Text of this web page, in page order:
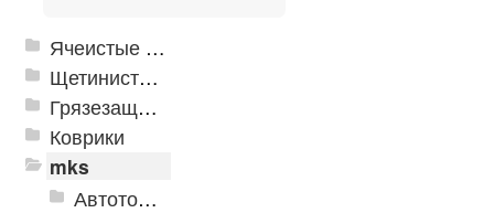
Ячеистые грязезащитные покрытия
Щетинистые покрытия
Грязезащитные, влаговпитывающие покрытия
Коврики
mks
Автотовары